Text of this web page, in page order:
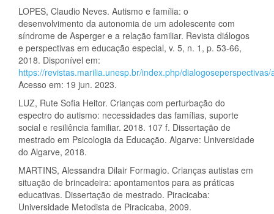
LOPES, Claudio Neves. Autismo e família: o
desenvolvimento da autonomia de um adolescente com
síndrome de Asperger e a relação familiar. Revista diálogos
e perspectivas em educação especial, v. 5, n. 1, p. 53-66,
2018. Disponível em:
https://revistas.marilia.unesp.br/index.php/
Acesso em: 19 jun. 2023.
LUZ, Rute Sofia Heitor. Crianças com perturbação do
espectro do autismo: necessidades das famílias, suporte
social e resiliência familiar. 2018. 107 f. Dissertação de
mestrado em Psicologia da Educação. Algarve: Universidade
do Algarve, 2018.
MARTINS, Alessandra Dilair Formagio. Crianças autistas em
situação de brincadeira: apontamentos para as práticas
educativas. Dissertação de mestrado. Piracicaba:
Universidade Metodista de Piracicaba, 2009.